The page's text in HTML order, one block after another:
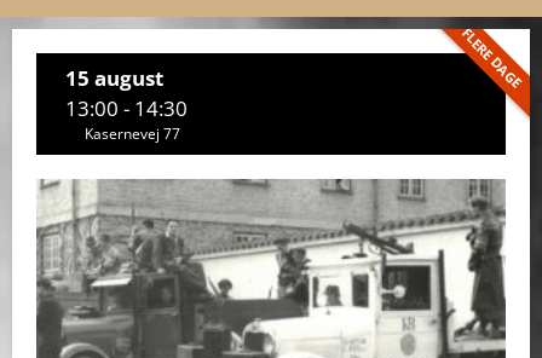
FLERE DAGE
15 august
13:00 - 14:30
Kasernevej 77